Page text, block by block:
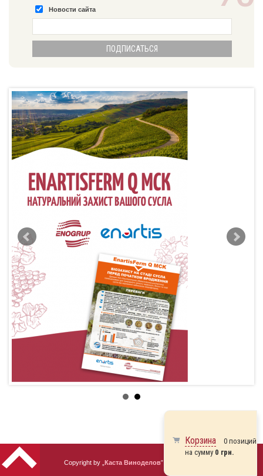
Новости сайта
Copyright by „ Каста Виноделов” 2010 - 2026
Корзина
0 позиций
на сумму 0 грн.